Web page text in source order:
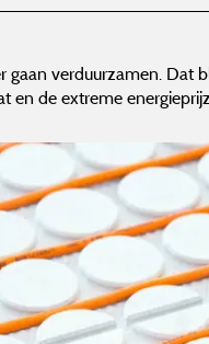
gaan verduurzamen. Dat
en de extreme